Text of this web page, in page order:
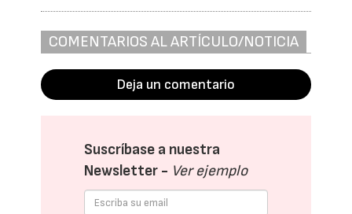
COMENTARIOS AL ARTÍCULO/NOTICIA
Deja un comentario
Suscríbase a nuestra
Newsletter - Ver ejemplo